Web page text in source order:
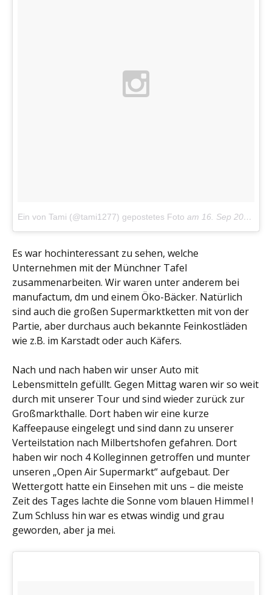
Ein von Tami (@tami1277) gepostetes Foto am 16. Sep 2015 um 23:15 Uhr
Es war hochinteressant zu sehen, welche
Unternehmen mit der Münchner Tafel
zusammenarbeiten. Wir waren unter anderem bei
manufactum, dm und einem Öko-Bäcker. Natürlich
sind auch die großen Supermarktketten mit von der
Partie, aber durchaus auch bekannte Feinkostläden
wie z.B. im Karstadt oder auch Käfers.
Nach und nach haben wir unser Auto mit
Lebensmitteln gefüllt. Gegen Mittag waren wir so weit
durch mit unserer Tour und sind wieder zurück zur
Großmarkthalle. Dort haben wir eine kurze
Kaffeepause eingelegt und sind dann zu unserer
Verteilstation nach Milbertshofen gefahren. Dort
haben wir noch 4 Kolleginnen getroffen und munter
unseren „Open Air Supermarkt“ aufgebaut. Der
Wettergott hatte ein Einsehen mit uns – die meiste
Zeit des Tages lachte die Sonne vom blauen Himmel !
Zum Schluss hin war es etwas windig und grau
geworden, aber ja mei.